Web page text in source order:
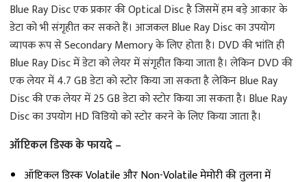
Blue Ray Disc एक प्रकार की Optical Disc है जिसमें हम बड़े आकार के
डेटा को भी संगृहीत कर सकते हैं। आजकल Blue Ray Disc का उपयोग
व्यापक रूप से Secondary Memory के लिए होता है। DVD की भांति ही
Blue Ray Disc में डेटा को लेयर में संगृहीत किया जाता है। लेकिन DVD की
एक लेयर में 4.7 GB डेटा को स्टोर किया जा सकता है लेकिन Blue Ray
Disc की एक लेयर में 25 GB डेटा को स्टोर किया जा सकता है। Blue Ray
Disc का उपयोग HD विडियो को स्टोर करने के लिए किया जाता है।
ऑप्टिकल डिस्क के फायदे –
ऑप्टिकल डिस्क Volatile और Non-Volatile मेमोरी की तुलना में